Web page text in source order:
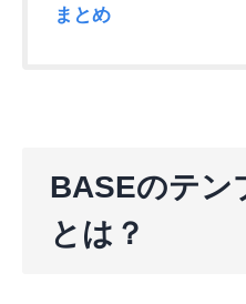
まとめ
BASEのテン
とは？